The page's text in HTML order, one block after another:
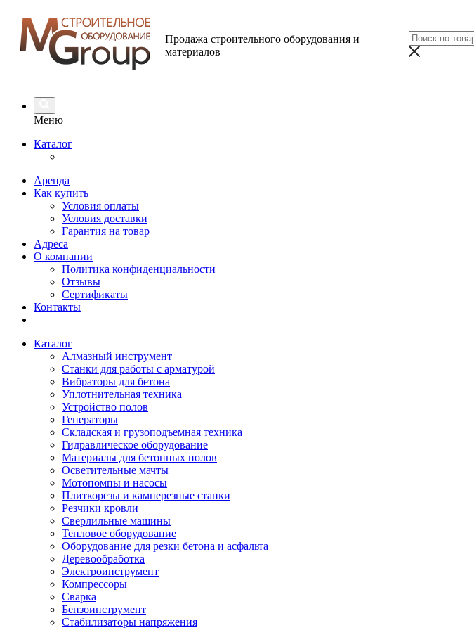
Продажа строительного оборудования и
материалов
Меню
Каталог
Аренда
Как купить
Условия оплаты
Условия доставки
Гарантия на товар
Адреса
О компании
Политика конфиденциальности
Отзывы
Сертификаты
Контакты
Каталог
Алмазный инструмент
Станки для работы с арматурой
Вибраторы для бетона
Уплотнительная техника
Устройство полов
Генераторы
Складская и грузоподъемная техника
Гидравлическое оборудование
Материалы для бетонных полов
Осветительные мачты
Мотопомпы и насосы
Плиткорезы и камнерезные станки
Резчики кровли
Сверлильные машины
Тепловое оборудование
Оборудование для резки бетона и асфальта
Деревообработка
Электроинструмент
Компрессоры
Сварка
Бензоинструмент
Стабилизаторы напряжения